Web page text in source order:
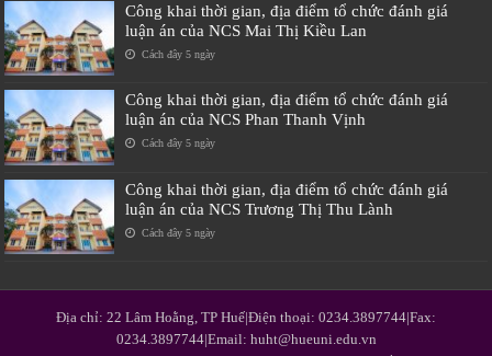
Công khai thời gian, địa điểm tổ chức đánh giá
luận án của NCS Mai Thị Kiều Lan
Cách đây 5 ngày
Công khai thời gian, địa điểm tổ chức đánh giá
luận án của NCS Phan Thanh Vịnh
Cách đây 5 ngày
Công khai thời gian, địa điểm tổ chức đánh giá
luận án của NCS Trương Thị Thu Lành
Cách đây 5 ngày
Địa chỉ: 22 Lâm Hoằng, TP Huế|Điện thoại: 0234.3897744|Fax:
0234.3897744|Email: huht@hueuni.edu.vn